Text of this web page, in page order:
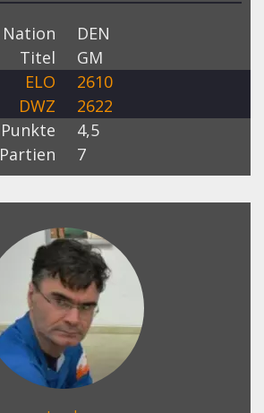
Nation
DEN
Titel
GM
ELO
2610
DWZ
2622
Punkte
4,5
Partien
7